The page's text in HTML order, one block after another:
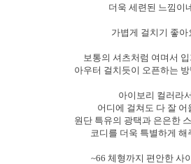
더욱 세련된 느낌이
가볍게 걸치기 좋아
보통의 셔츠처럼 여며서
아우터 걸치듯이 오픈하는
아이보리 컬러라서
어디에 걸쳐도 다 잘 어
원단 특유의 광택과 은은한
코디를 더욱 특별하게 해
~66 체형까지 편안한 사